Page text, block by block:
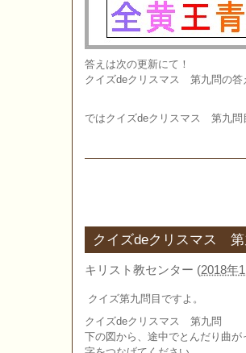
答えは次の更新にて！
クイズdeクリスマス 第九問の答
ではクイズdeクリスマス 第九問
クイズdeクリスマス 第
キリスト教センター (2018年
クイズ第九問目ですよ。
クイズdeクリスマス 第九問
下の図から、途中でとんだり曲